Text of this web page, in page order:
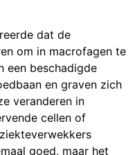
dat de
om in macrofagen te
een beschadigde
en graven zich
veranderen in
cellen of
goed, maar het